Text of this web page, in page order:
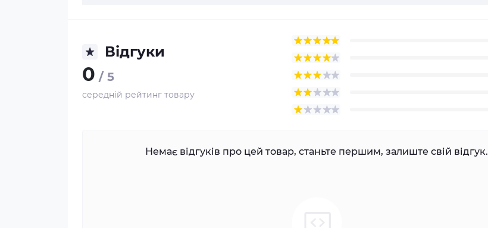
Відгуки
0 / 5
середній рейтинг товару
Немає відгуків про цей товар, станьте першим, залиште свій відгук.